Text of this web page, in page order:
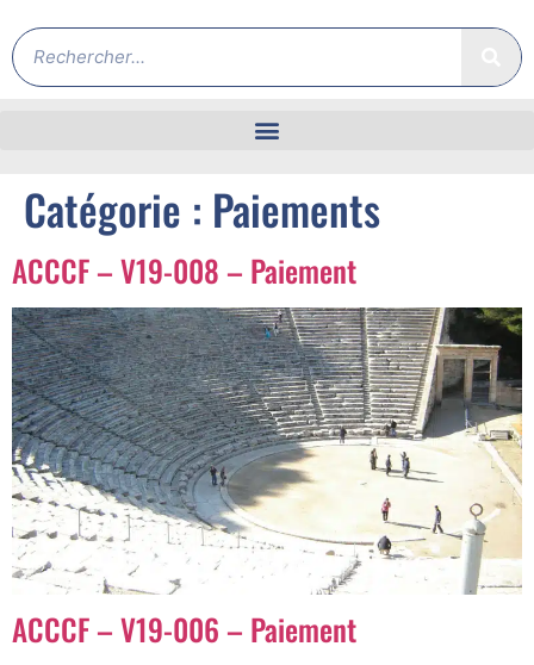
Catégorie : Paiements
ACCCF – V19-008 – Paiement
ACCCF – V19-006 – Paiement